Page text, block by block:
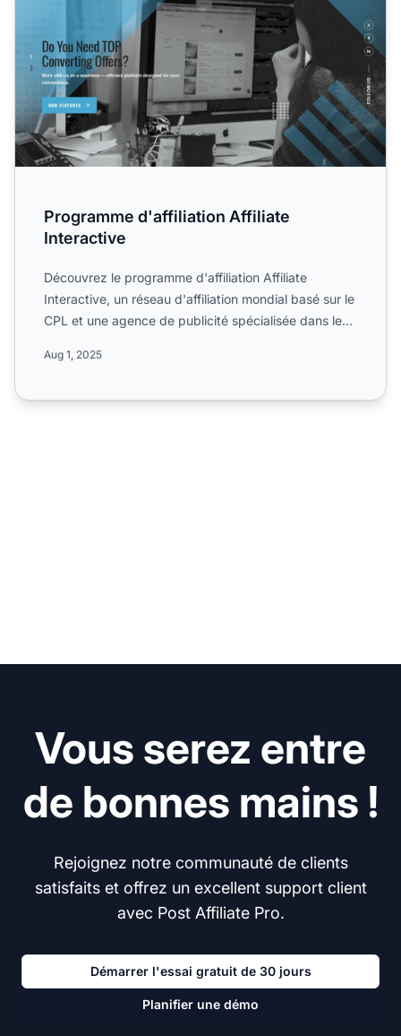
Programme d'affiliation Affiliate
Interactive
Découvrez le programme d'affiliation Affiliate
Interactive, un réseau d'affiliation mondial basé sur le
CPL et une agence de publicité spécialisée dans le
Aug 1, 2025
Vous serez entre
de bonnes mains !
Rejoignez notre communauté de clients
satisfaits et offrez un excellent support client
avec Post Affiliate Pro.
Démarrer l'essai gratuit de 30 jours
Planifier une démo